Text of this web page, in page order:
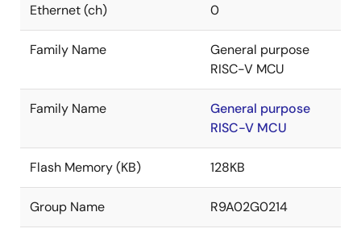
Ethernet (ch) 0
Family Name
General purpose
RISC-V MCU
Family Name
General purpose
RISC-V MCU
Flash Memory (KB) 128KB
Group Name R9A02G0214